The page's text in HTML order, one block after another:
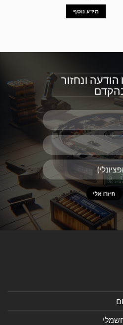
מידע נוסף
הודעה ונחזור